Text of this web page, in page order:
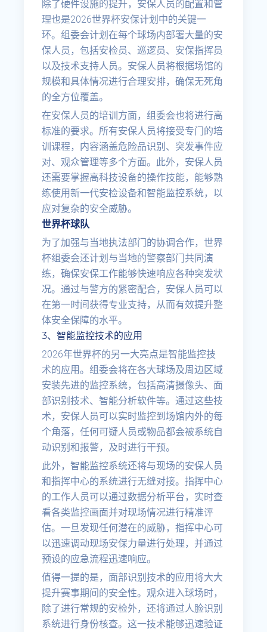
除了硬件设施的提升，安保人员的配置和管
理也是2026世界杯安保计划中的关键一
环。组委会计划在每个球场内部署大量的安
保人员，包括安检员、巡逻员、安保指挥员
以及技术支持人员。安保人员将根据场馆的
规模和具体情况进行合理安排，确保无死角
的全方位覆盖。
在安保人员的培训方面，组委会也将进行高
标准的要求。所有安保人员将接受专门的培
训课程，内容涵盖危险品识别、突发事件应
对、观众管理等多个方面。此外，安保人员
还需要掌握高科技设备的操作技能，能够熟
练使用新一代安检设备和智能监控系统，以
应对复杂的安全威胁。
世界杯球队
为了加强与当地执法部门的协调合作，世界
杯组委会还计划与当地的警察部门共同演
练，确保安保工作能够快速响应各种突发状
况。通过与警方的紧密配合，安保人员可以
在第一时间获得专业支持，从而有效提升整
体安全保障的水平。
3、智能监控技术的应用
2026年世界杯的另一大亮点是智能监控技
术的应用。组委会将在各大球场及周边区域
安装先进的监控系统，包括高清摄像头、面
部识别技术、智能分析软件等。通过这些技
术，安保人员可以实时监控到场馆内外的每
个角落，任何可疑人员或物品都会被系统自
动识别和报警，及时进行干预。
此外，智能监控系统还将与现场的安保人员
和指挥中心的系统进行无缝对接。指挥中心
的工作人员可以通过数据分析平台，实时查
看各类监控画面并对现场情况进行精准评
估。一旦发现任何潜在的威胁，指挥中心可
以迅速调动现场安保力量进行处理，并通过
预设的应急流程迅速响应。
值得一提的是，面部识别技术的应用将大大
提升赛事期间的安全性。观众进入球场时，
除了进行常规的安检外，还将通过人脸识别
系统进行身份核查。这一技术能够迅速验证